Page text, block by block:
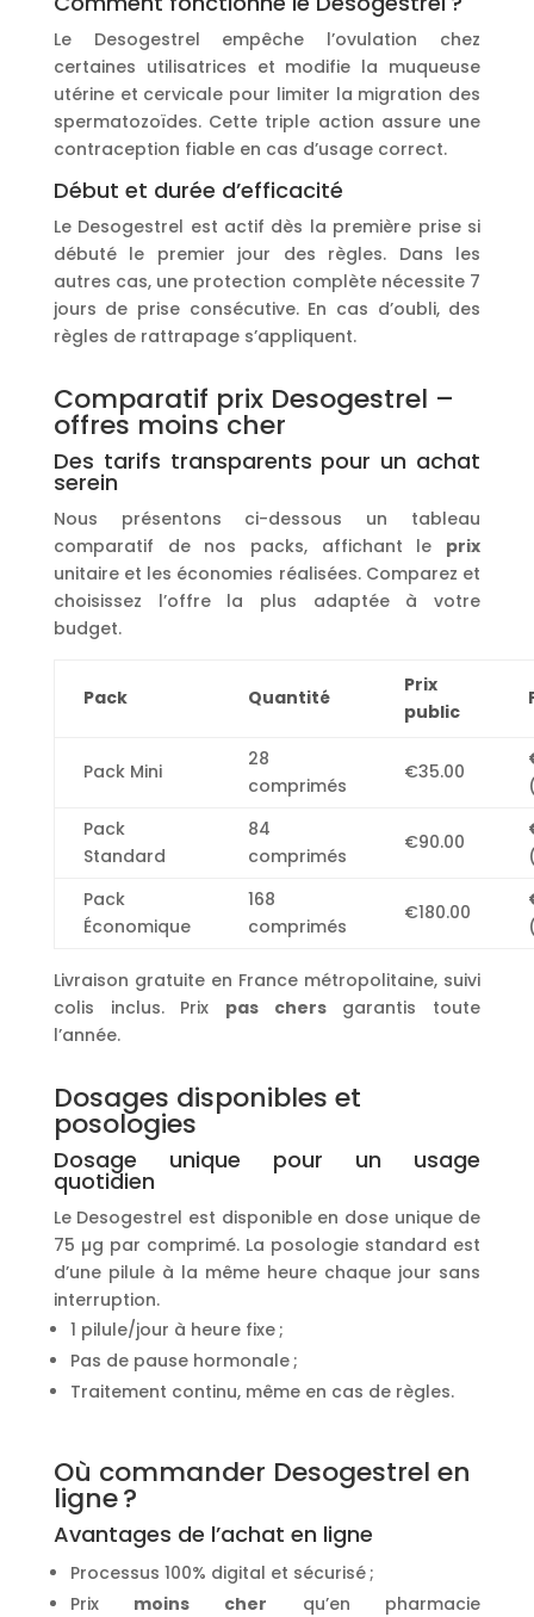
Le Desogestrel empêche l’ovulation chez
certaines utilisatrices et modifie la muqueuse
utérine et cervicale pour limiter la migration des
spermatozoïdes. Cette triple action assure une
contraception fiable en cas d’usage correct.
Début et durée d’efficacité
Le Desogestrel est actif dès la première prise si
débuté le premier jour des règles. Dans les
autres cas, une protection complète nécessite 7
jours de prise consécutive. En cas d’oubli, des
règles de rattrapage s’appliquent.
Comparatif prix Desogestrel –
offres moins cher
Des tarifs transparents pour un achat
serein
Nous présentons ci-dessous un tableau
comparatif de nos packs, affichant le prix
unitaire et les économies réalisées. Comparez et
choisissez l’offre la plus adaptée à votre
budget.
Pack Quantité
Prix
public
Pack Mini
28
comprimés
€35.00
Pack
Standard
84
comprimés
€90.00
Pack
Économique
168
comprimés
€180.00
Livraison gratuite en France métropolitaine, suivi
colis inclus. Prix pas chersgarantis toute
l’année.
Dosages disponibles et
posologies
Dosage unique pour un usage
quotidien
Le Desogestrel est disponible en dose unique de
75 µg par comprimé. La posologie standard est
d’une pilule à la même heure chaque jour sans
interruption.
1 pilule/jour à heure fixe ;
Pas de pause hormonale ;
Traitement continu, même en cas de règles.
Où commander Desogestrel en
ligne ?
Avantages de l’achat en ligne
Processus 100% digital et sécurisé ;
Prix moins cher qu’en pharmacie